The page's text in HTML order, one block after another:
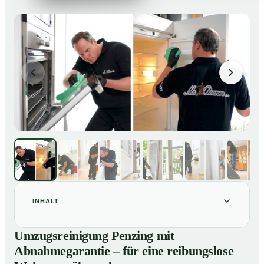
INHALT
Umzugsreinigung Penzing mit Abnahmegarantie – für
eine reibungslose Wohnungsübergabe
02 Unsere Leistungen im Überblick
Umzugsreinigung Penzing mit
Abnahmegarantie – für eine reibungslose